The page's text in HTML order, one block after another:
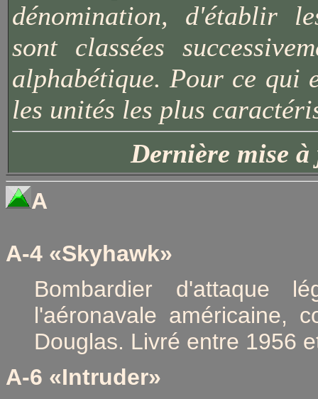
dénomination, d'établir
sont classées
alphabétique. Pour ce qui
les unités les plus
Dernière mise
A
A-4 «Skyhawk»
Bombardier d'attaque
l'aéronavale américaine,
Douglas. Livré entre 1956
A-6 «Intruder»